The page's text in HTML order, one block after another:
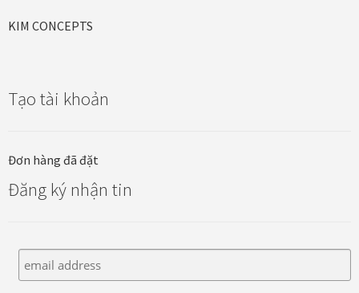
KIM CONCEPTS
Tạo tài khoản
Đơn hàng đã đặt
Đăng ký nhận tin